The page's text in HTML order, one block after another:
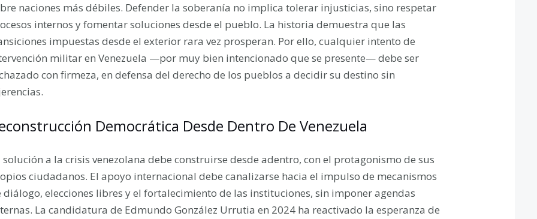
naciones más débiles. Defender la soberanía no implica tolerar injusticias, sino respetar
internos y fomentar soluciones desde el pueblo. La historia demuestra que las
impuestas desde el exterior rara vez prosperan. Por ello, cualquier intento de
militar en Venezuela —por muy bien intencionado que se presente— debe ser
con firmeza, en defensa del derecho de los pueblos a decidir su destino sin
Democrática Desde Dentro De Venezuela
solución a la crisis venezolana debe construirse desde adentro, con el protagonismo de sus
ciudadanos. El apoyo internacional debe canalizarse hacia el impulso de mecanismos
diálogo, elecciones libres y el fortalecimiento de las instituciones, sin imponer agendas
La candidatura de Edmundo González Urrutia en 2024 ha reactivado la esperanza de